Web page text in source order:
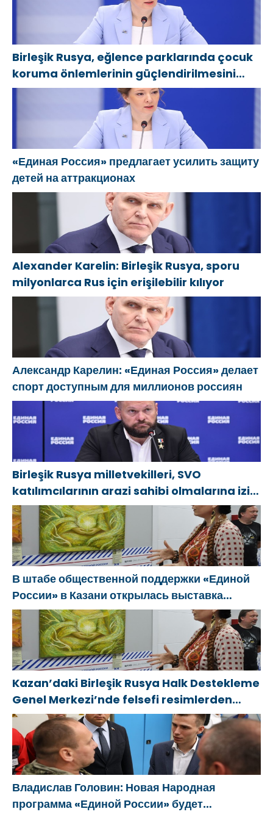
of Azerbaijan
Ilham Aliyev
Golovin’e
teklifler sundu
страну
Birleşik Rusya, eğlence parklarında çocuk
koruma önlemlerinin güçlendirilmesini
öneriyor
«Единая Россия» предлагает усилить защиту
детей на аттракционах
Alexander Karelin: Birleşik Rusya, sporu
milyonlarca Rus için erişilebilir kılıyor
Александр Карелин: «Единая Россия» делает
спорт доступным для миллионов россиян
Birleşik Rusya milletvekilleri, SVO
katılımcılarının arazi sahibi olmalarına izin
verecek yasal düzenlemeler üzerinde
çalışacaklar
В штабе общественной поддержки «Единой
России» в Казани открылась выставка
философской живописи
Kazan’daki Birleşik Rusya Halk Destekleme
Genel Merkezi’nde felsefi resimlerden
oluşan bir sergi açıldı
Владислав Головин: Новая Народная
программа «Единой России» будет